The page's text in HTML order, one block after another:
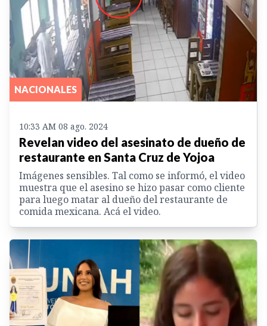
NACIONALES
10:33 AM 08 ago. 2024
Revelan video del asesinato de dueño de
restaurante en Santa Cruz de Yojoa
Imágenes sensibles. Tal como se informó, el video
muestra que el asesino se hizo pasar como cliente
para luego matar al dueño del restaurante de
comida mexicana. Acá el video.